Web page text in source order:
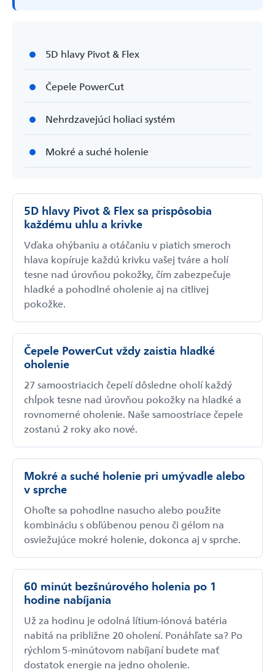
5D hlavy Pivot & Flex
Čepele PowerCut
Nehrdzavejúci holiaci systém
Mokré a suché holenie
5D hlavy Pivot & Flex sa prispôsobia
každému uhlu a krivke
Vďaka ohýbaniu a otáčaniu v piatich smeroch
hlava kopíruje každú krivku vašej tváre a holí
tesne nad úrovňou pokožky, čím zabezpečuje
hladké a pohodlné oholenie aj na citlivej
pokožke.
Čepele PowerCut vždy zaistia hladké
oholenie
27 samoostriacich čepelí dôsledne oholí každý
chĺpok tesne nad úrovňou pokožky na hladké a
rovnomerné oholenie. Naše samoostriace čepele
zostanú 2 roky ako nové.
Mokré a suché holenie pri umývadle alebo
v sprche
Ohoľte sa pohodlne nasucho alebo použite
kombináciu s obľúbenou penou či gélom na
osviežujúce mokré holenie, dokonca aj v sprche.
60 minút bezšnúrového holenia po 1
hodine nabíjania
Už za hodinu je odolná lítium-iónová batéria
nabitá na približne 20 oholení. Ponáhľate sa? Po
rýchlom 5-minútovom nabíjaní budete mať
dostatok energie na jedno oholenie.